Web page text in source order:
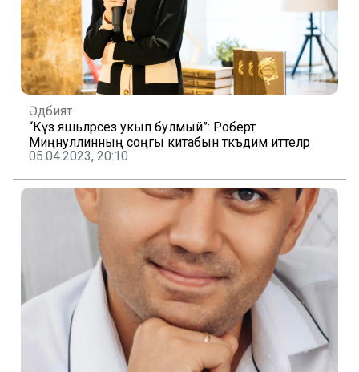
Әдәбият
“Күз яшьләрсез укып булмый”: Роберт
Миңнуллинның соңгы китабын тәкъдим иттеләр
05.04.2023, 20:10